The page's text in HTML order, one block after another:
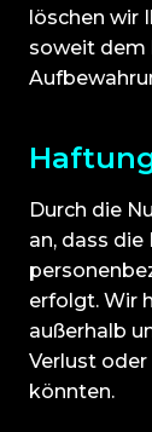
löschen wir
soweit dem
Durch die
an, dass
erfolgt. Wir
außerhalb
Verlust
könnten.